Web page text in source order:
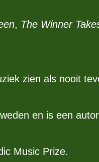
, The Winner
zien als nooit
en is een
Music Prize.